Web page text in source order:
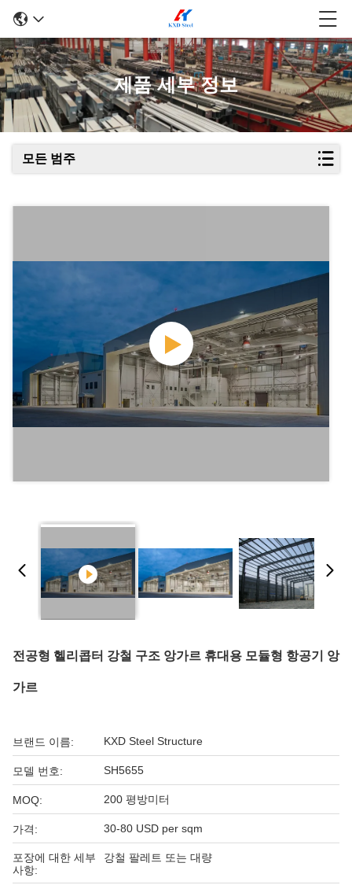
제품 세부 정보
모든 범주
전공형 헬리콥터 강철 구조 앙가르 휴대용 모듈형 항공기 앙
가르
브랜드 이름: KXD Steel Structure
모델 번호: SH5655
MOQ: 200 평방미터
가격: 30-80 USD per sqm
포장에 대한 세부
사항:
강철 팔레트 또는 대량